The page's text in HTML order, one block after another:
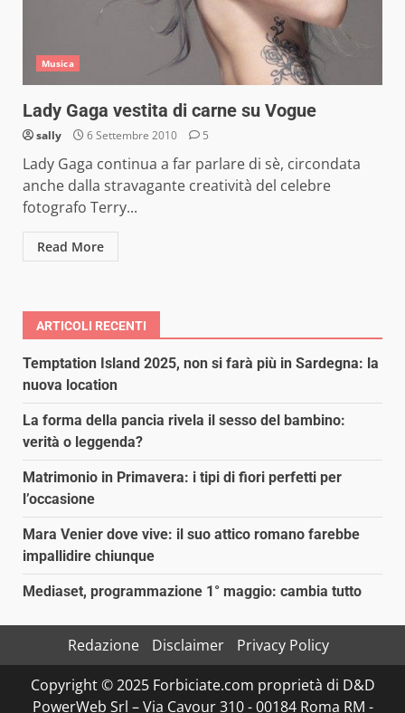
Musica
Lady Gaga vestita di carne su Vogue
sally 6 Settembre 2010 5
Lady Gaga continua a far parlare di sè, circondata
anche dalla stravagante creatività del celebre
fotografo Terry...
Read More
ARTICOLI RECENTI
Temptation Island 2025, non si farà più in Sardegna: la
nuova location
La forma della pancia rivela il sesso del bambino:
verità o leggenda?
Matrimonio in Primavera: i tipi di fiori perfetti per
l’occasione
Mara Venier dove vive: il suo attico romano farebbe
impallidire chiunque
Mediaset, programmazione 1° maggio: cambia tutto
Redazione Disclaimer
Privacy Policy
Copyright © 2025 Forbiciate.com proprietà di D&D
PowerWeb Srl – Via Cavour 310 - 00184 Roma RM -